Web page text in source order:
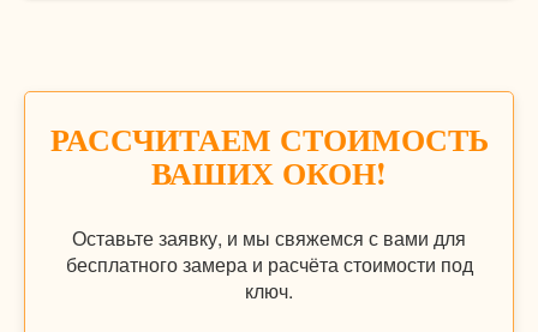
РАССЧИТАЕМ СТОИМОСТЬ
ВАШИХ ОКОН!
Оставьте заявку, и мы свяжемся с вами для
бесплатного замера и расчёта стоимости под
ключ.